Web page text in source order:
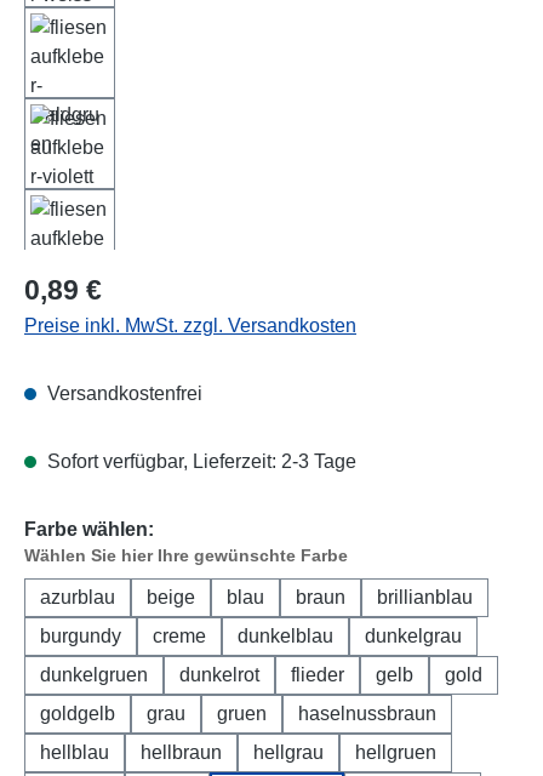
Regulärer Preis:
0,89 €
Preise inkl. MwSt. zzgl. Versandkosten
Versandkostenfrei
Sofort verfügbar, Lieferzeit: 2-3 Tage
Farbe wählen:
Wählen Sie hier Ihre gewünschte Farbe
azurblau beige blau braun
brillianblau
burgundy
creme dunkelblau
dunkelgrau
dunkelgruen
dunkelrot flieder gelb
gold
goldgelb
grau gruen
haselnussbraun
hellblau
hellbraun hellgrau
hellgruen